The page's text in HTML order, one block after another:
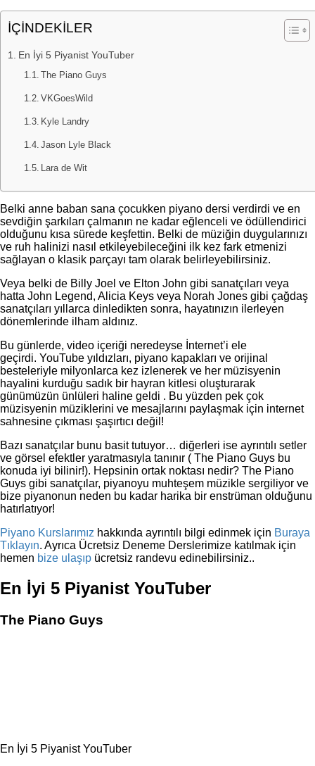
İÇİNDEKİLER
En İyi 5 Piyanist YouTuber
The Piano Guys
VKGoesWild
Kyle Landry
Jason Lyle Black
Lara de Wit
Belki anne baban sana çocukken piyano dersi verdirdi ve en
sevdiğin şarkıları çalmanın ne kadar eğlenceli ve ödüllendirici
olduğunu kısa sürede keşfettin. Belki de müziğin duygularınızı
ve ruh halinizi nasıl etkileyebileceğini ilk kez fark etmenizi
sağlayan o klasik parçayı tam olarak belirleyebilirsiniz.
Veya belki de Billy Joel ve Elton John gibi sanatçıları veya
hatta John Legend, Alicia Keys veya Norah Jones gibi çağdaş
sanatçıları yıllarca dinledikten sonra, hayatınızın ilerleyen
dönemlerinde ilham aldınız.
Bu günlerde, video içeriği neredeyse İnternet’i ele
geçirdi. YouTube yıldızları, piyano kapakları ve orijinal
besteleriyle milyonlarca kez izlenerek ve her müzisyenin
hayalini kurduğu sadık bir hayran kitlesi oluşturarak
günümüzün ünlüleri haline geldi . Bu yüzden pek çok
müzisyenin müziklerini ve mesajlarını paylaşmak için internet
sahnesine çıkması şaşırtıcı değil!
Bazı sanatçılar bunu basit tutuyor… diğerleri ise ayrıntılı setler
ve görsel efektler yaratmasıyla tanınır ( The Piano Guys bu
konuda iyi bilinir!). Hepsinin ortak noktası nedir? The Piano
Guys gibi sanatçılar, piyanoyu muhteşem müzikle sergiliyor ve
bize piyanonun neden bu kadar harika bir enstrüman olduğunu
hatırlatıyor!
Piyano Kurslarımız hakkında ayrıntılı bilgi edinmek için Buraya
Tıklayın. Ayrıca Ücretsiz Deneme Derslerimize katılmak için
hemen bize ulaşıp ücretsiz randevu edinebilirsiniz..
En İyi 5 Piyanist YouTuber
The Piano Guys
En İyi 5 Piyanist YouTuber